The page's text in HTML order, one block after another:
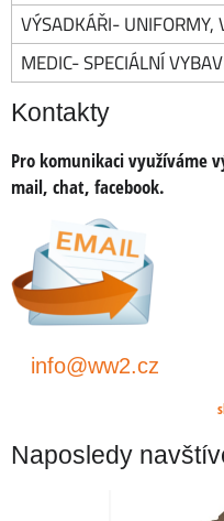
VÝSADKÁŘI- UNIFORMY,
MEDIC- SPECIÁLNÍ
Kontakty
Pro komunikaci využíváme
mail, chat, facebook.
info@ww2.cz
Naposledy